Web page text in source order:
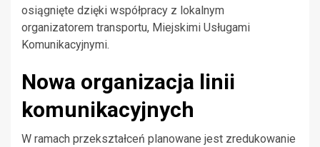
osiągnięte dzięki współpracy z lokalnym
organizatorem transportu, Miejskimi Usługami
Komunikacyjnymi.
Nowa organizacja linii
komunikacyjnych
W ramach przekształceń planowane jest zredukowanie